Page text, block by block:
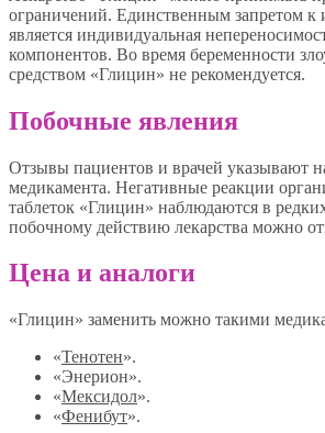
ограничений. Единственным запретом к
является индивидуальная
компонентов. Во время беременности
средством «Глицин» не рекомендуется.
Побочные явления
Отзывы пациентов и врачей указывают
медикамента. Негативные реакции
таблеток «Глицин» наблюдаются в
побочному действию лекарства можно
Цена и аналоги
«Глицин» заменить можно такими
«Тенотен».
«Энерион».
«Мексидол».
«Фенибут».